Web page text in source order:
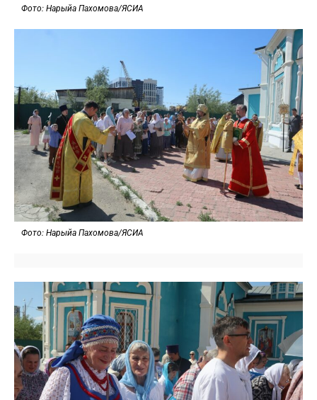
Фото: Нарыйа Пахомова/ЯСИА
Фото: Нарыйа Пахомова/ЯСИА